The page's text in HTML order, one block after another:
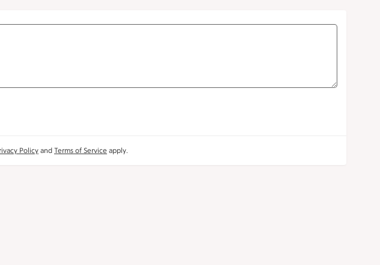
Policy and Terms of Service apply.